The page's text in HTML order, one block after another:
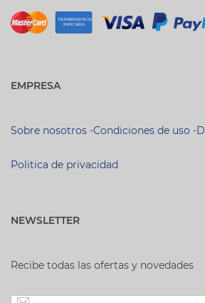
EMPRESA
Sobre nosotros -Condiciones de uso -
Politica de privacidad
NEWSLETTER
Recibe todas las ofertas y novedades